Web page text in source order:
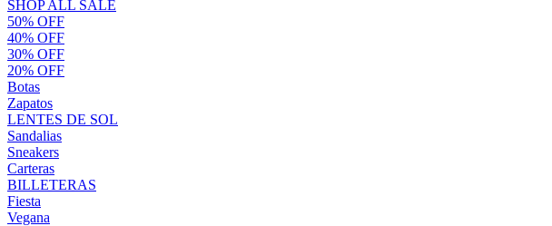
SHOP ALL SALE
50% OFF
40% OFF
30% OFF
20% OFF
Botas
Zapatos
LENTES DE SOL
Sandalias
Sneakers
Carteras
BILLETERAS
Fiesta
Vegana